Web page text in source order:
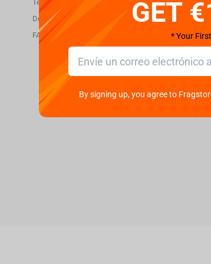
Terms and conditions
Delivery
FAQ
Política de
devoluciones
GET
* Your
By signing up, you agree to